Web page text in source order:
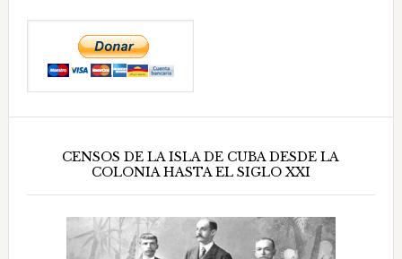
CENSOS DE LA ISLA DE CUBA DESDE LA
COLONIA HASTA EL SIGLO XXI